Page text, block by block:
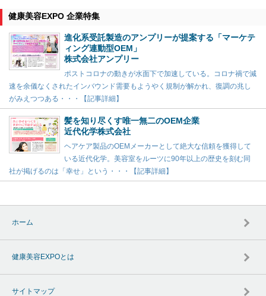
健康美容EXPO 企業特集
進化系受託製造のアンプリーが提案する「マーケテ
ィング連動型OEM」
株式会社アンプリー
ポストコロナの動きが水面下で加速している。コロナ禍で減
速を余儀なくされたインバウンド需要もようやく規制が解かれ、復調の兆し
がみえつつある・・・【記事詳細】
髪を知り尽くす唯一無二のOEM企業
近代化学株式会社
ヘアケア製品のOEMメーカーとして絶大な信頼を獲得して
いる近代化学。美容室をルーツに90年以上の歴史を刻む同
社が掲げるのは「幸せ」という・・・【記事詳細】
ホーム
健康美容EXPOとは
サイトマップ